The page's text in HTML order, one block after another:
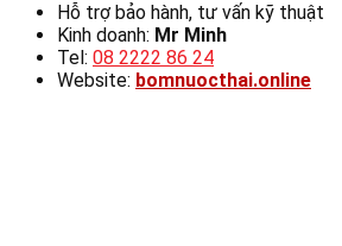
Hỗ trợ bảo hành, tư vấn kỹ thuật
Kinh doanh: Mr Minh
Tel: 08 2222 86 24
Website: bomnuocthai.online